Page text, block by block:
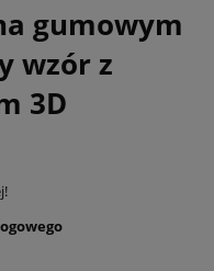
gumowym
wzór z
3D